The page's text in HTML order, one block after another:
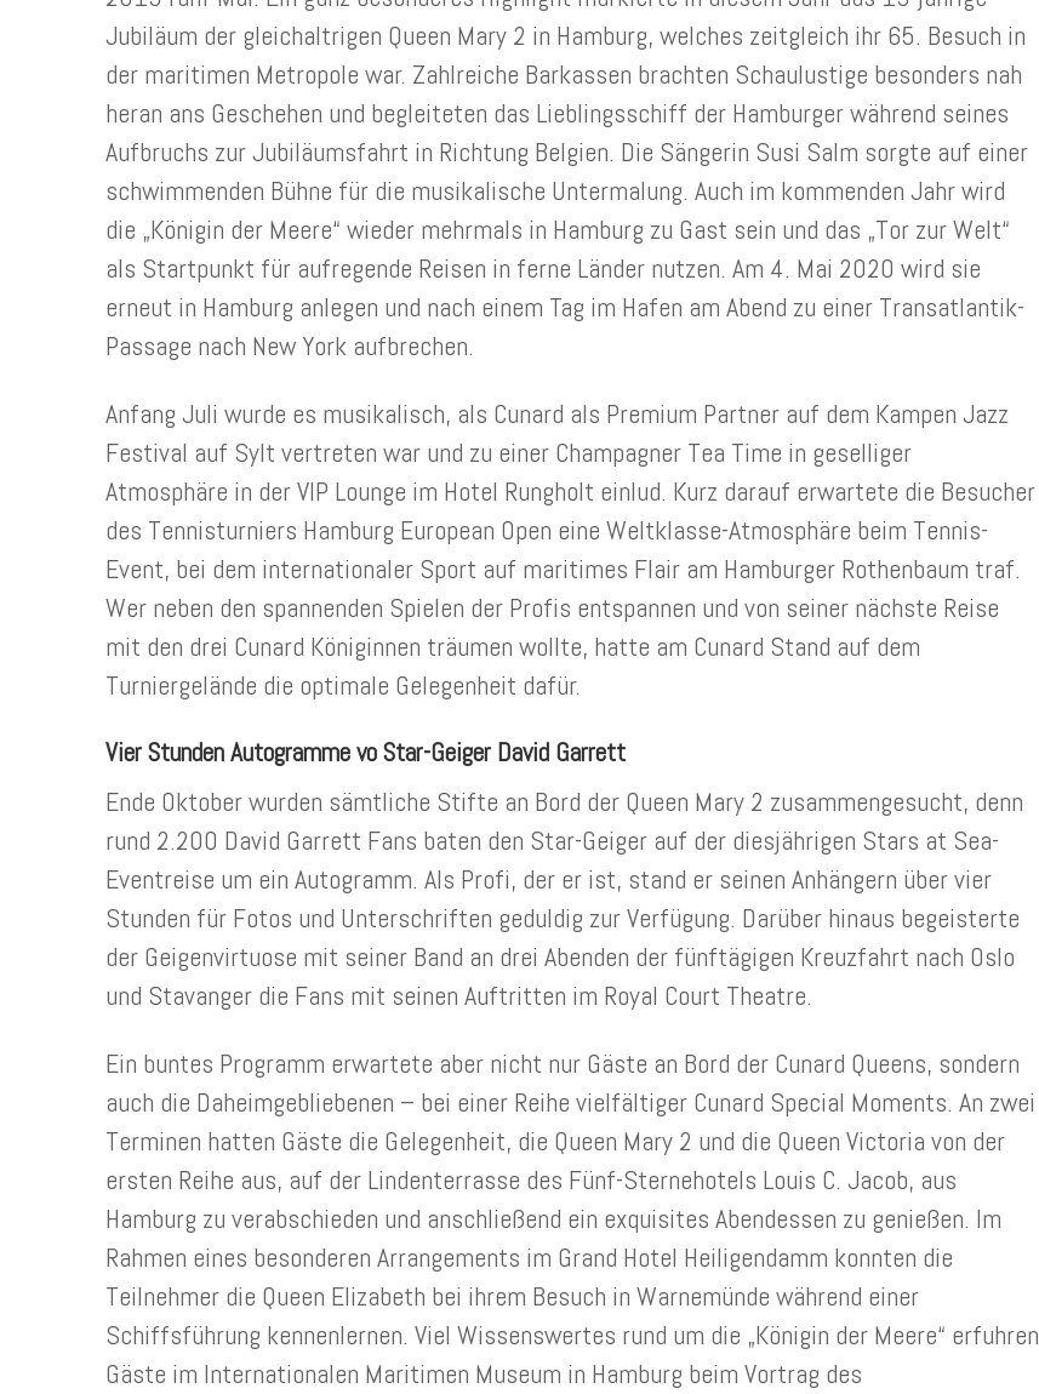
Jubiläum der gleichaltrigen Queen Mary 2 in Hamburg, welches zeitgleich ihr 65. Besuch in
der maritimen Metropole war. Zahlreiche Barkassen brachten Schaulustige besonders nah
heran ans Geschehen und begleiteten das Lieblingsschiff der Hamburger während seines
Aufbruchs zur Jubiläumsfahrt in Richtung Belgien. Die Sängerin Susi Salm sorgte auf einer
schwimmenden Bühne für die musikalische Untermalung. Auch im kommenden Jahr wird
die „Königin der Meere“ wieder mehrmals in Hamburg zu Gast sein und das „Tor zur Welt“
als Startpunkt für aufregende Reisen in ferne Länder nutzen. Am 4. Mai 2020 wird sie
erneut in Hamburg anlegen und nach einem Tag im Hafen am Abend zu einer Transatlantik-
Passage nach New York aufbrechen.
Anfang Juli wurde es musikalisch, als Cunard als Premium Partner auf dem Kampen Jazz
Festival auf Sylt vertreten war und zu einer Champagner Tea Time in geselliger
Atmosphäre in der VIP Lounge im Hotel Rungholt einlud. Kurz darauf erwartete die Besucher
des Tennisturniers Hamburg European Open eine Weltklasse-Atmosphäre beim Tennis-
Event, bei dem internationaler Sport auf maritimes Flair am Hamburger Rothenbaum traf.
Wer neben den spannenden Spielen der Profis entspannen und von seiner nächste Reise
mit den drei Cunard Königinnen träumen wollte, hatte am Cunard Stand auf dem
Turniergelände die optimale Gelegenheit dafür.
Vier Stunden Autogramme vo Star-Geiger David Garrett
Ende Oktober wurden sämtliche Stifte an Bord der Queen Mary 2 zusammengesucht, denn
rund 2.200 David Garrett Fans baten den Star-Geiger auf der diesjährigen Stars at Sea-
Eventreise um ein Autogramm. Als Profi, der er ist, stand er seinen Anhängern über vier
Stunden für Fotos und Unterschriften geduldig zur Verfügung. Darüber hinaus begeisterte
der Geigenvirtuose mit seiner Band an drei Abenden der fünftägigen Kreuzfahrt nach Oslo
und Stavanger die Fans mit seinen Auftritten im Royal Court Theatre.
Ein buntes Programm erwartete aber nicht nur Gäste an Bord der Cunard Queens, sondern
auch die Daheimgebliebenen – bei einer Reihe vielfältiger Cunard Special Moments. An zwei
Terminen hatten Gäste die Gelegenheit, die Queen Mary 2 und die Queen Victoria von der
ersten Reihe aus, auf der Lindenterrasse des Fünf-Sternehotels Louis C. Jacob, aus
Hamburg zu verabschieden und anschließend ein exquisites Abendessen zu genießen. Im
Rahmen eines besonderen Arrangements im Grand Hotel Heiligendamm konnten die
Teilnehmer die Queen Elizabeth bei ihrem Besuch in Warnemünde während einer
Schiffsführung kennenlernen. Viel Wissenswertes rund um die „Königin der Meere“ erfuhren
Gäste im Internationalen Maritimen Museum in Hamburg beim Vortrag des